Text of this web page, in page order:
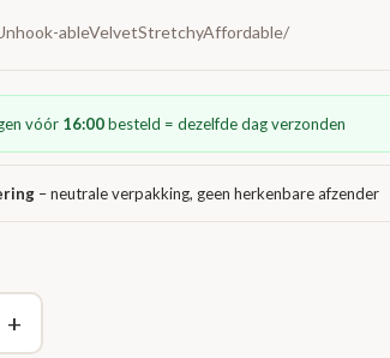
ableVelvetStretchyAffordable/
vóór 16:00besteld = dezelfde dag verzonden
– neutrale verpakking, geen herkenbare afzender
+